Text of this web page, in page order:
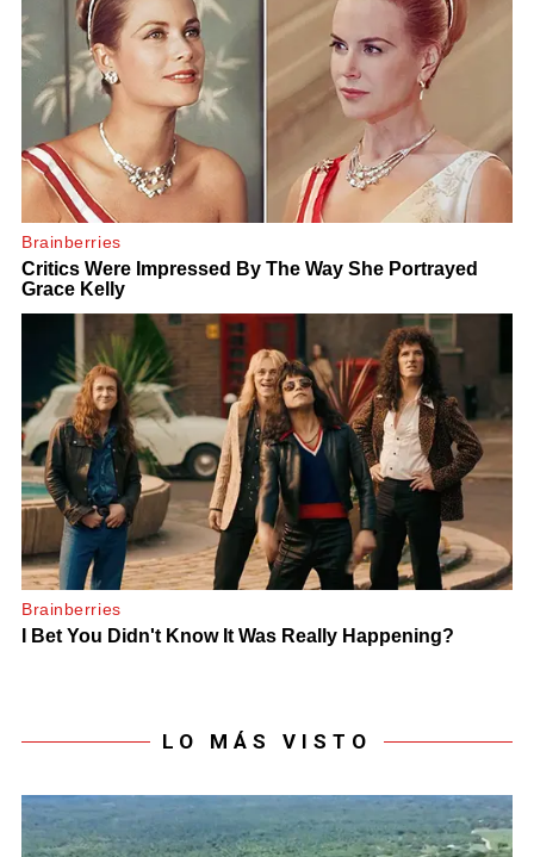
LO MÁS VISTO